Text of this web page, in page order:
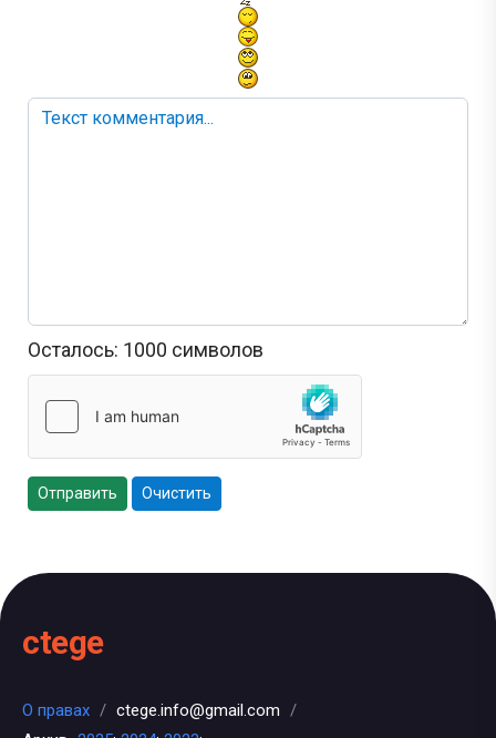
Осталось: 1000 символов
Отправить Очистить
ctege
О правах / ctege.info@gmail.com /